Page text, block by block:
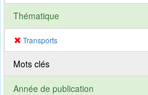
Thématique
Transports
Mots clés
Année de publication